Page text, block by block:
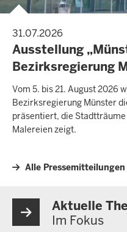
31.07.2026
Ausstellung
Bezirksregierung
Vom 5. bis 21. August 2026
Bezirksregierung Münster
präsentiert, die
Malereien zeigt.
Alle Pressemitteilungen
Aktuelle
Im Fokus